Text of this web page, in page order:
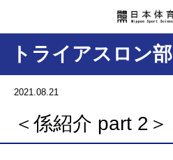
トライアスロン部
2021.08.21
＜係紹介 part 2＞